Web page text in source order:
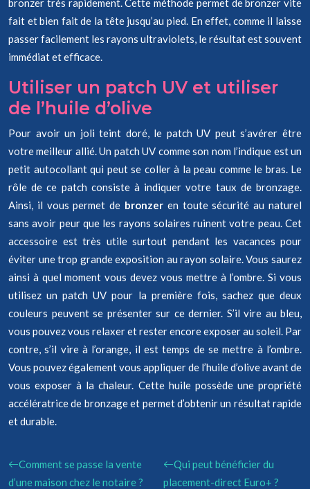
bronzer très rapidement. Cette méthode permet de bronzer vite
fait et bien fait de la tête jusqu’au pied. En effet, comme il laisse
passer facilement les rayons ultraviolets, le résultat est souvent
immédiat et efficace.
Utiliser un patch UV et utiliser
de l’huile d’olive
Pour avoir un joli teint doré, le patch UV peut s’avérer être
votre meilleur allié. Un patch UV comme son nom l’indique est un
petit autocollant qui peut se coller à la peau comme le bras. Le
rôle de ce patch consiste à indiquer votre taux de bronzage.
Ainsi, il vous permet de bronzer en toute sécurité au naturel
sans avoir peur que les rayons solaires ruinent votre peau. Cet
accessoire est très utile surtout pendant les vacances pour
éviter une trop grande exposition au rayon solaire. Vous saurez
ainsi à quel moment vous devez vous mettre à l’ombre. Si vous
utilisez un patch UV pour la première fois, sachez que deux
couleurs peuvent se présenter sur ce dernier. S’il vire au bleu,
vous pouvez vous relaxer et rester encore exposer au soleil. Par
contre, s’il vire à l’orange, il est temps de se mettre à l’ombre.
Vous pouvez également vous appliquer de l’huile d’olive avant de
vous exposer à la chaleur. Cette huile possède une propriété
accélératrice de bronzage et permet d’obtenir un résultat rapide
et durable.
Comment se passe la vente
d’une maison chez le notaire ?
Qui peut bénéficier du
placement-direct Euro+ ?